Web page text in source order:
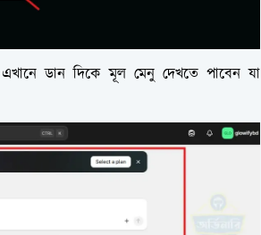
ডান দিকে মূল মেনু দেখতে পাবেন যা